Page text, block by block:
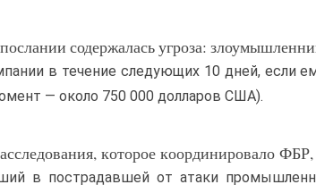
содержалась угроза:
в течение следующих 10 дней, если
— около 750 000 долларов США).
которое координировало
в пострадавшей от атаки